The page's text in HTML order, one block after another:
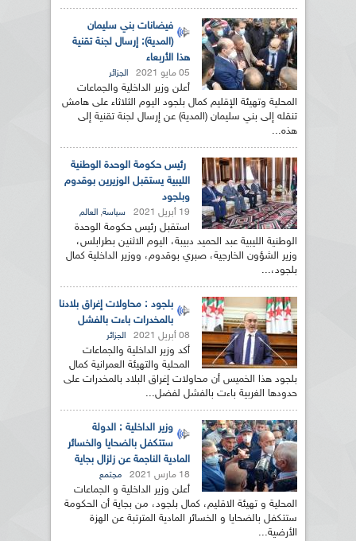
فيضانات بني سليمان
(المدية): إرسال لجنة تقنية
هذا الأربعاء
05 مايو 2021 الجزائر
أعلن وزير الداخلية والجماعات
المحلية وتهيئة الإقليم كمال بلجود اليوم الثلاثاء على هامش
تنقله إلى بني سليمان (المدية) عن إرسال لجنة تقنية إلى
هذه...
رئيس حكومة الوحدة الوطنية
الليبية يستقبل الوزيرين بوقدوم
وبلجود
19 أبريل 2021 سياسة, العالم
استقبل رئيس حكومة الوحدة
الوطنية الليبية عبد الحميد دبيبة، اليوم الاثنين بطرابلس،
وزير الشؤون الخارجية، صبري بوقدوم، ووزير الداخلية كمال
بلجود،...
بلجود : محاولات إغراق بلادنا
بالمخدرات باءت بالفشل
08 أبريل 2021 الجزائر
أكد وزير الداخلية والجماعات
المحلية والتهيئة العمرانية كمال
بلجود هذا الخميس أن محاولات إغراق البلاد بالمخدرات على
حدودها الغربية باءت بالفشل لفضل...
وزير الداخلية : الدولة
ستتكفل بالضحايا والخسائر
المادية الناجمة عن زلزال بجاية
18 مارس 2021 مجتمع
أعلن وزير الداخلية و الجماعات
المحلية و تهيئة الاقليم، كمال بلجود، من بجاية أن الحكومة
ستتكفل بالضحايا و الخسائر المادية المترتبة عن الهزة
الأرضية...